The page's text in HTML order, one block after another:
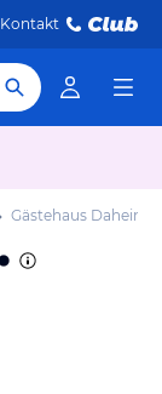
Kontakt
Gästehaus Daheim